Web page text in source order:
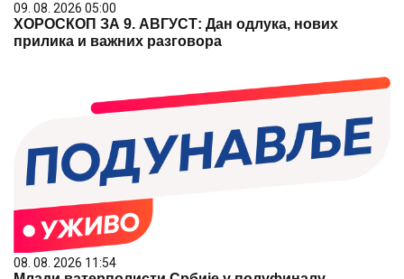
09. 08. 2026 05:00
ХОРОСКОП ЗА 9. АВГУСТ: Дан одлука, нових
прилика и важних разговора
08. 08. 2026 11:54